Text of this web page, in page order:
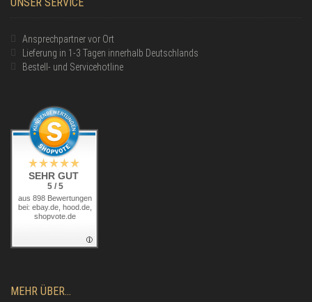
Ansprechpartner vor Ort
Lieferung in 1-3 Tagen innerhalb Deutschlands
Bestell- und Servicehotline
SEHR GUT
5 / 5
aus 898 Bewertungen
bei: ebay.de, hood.de,
shopvote.de
MEHR ÜBER...